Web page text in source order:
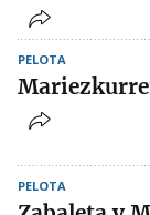
PELOTA
PELOTA